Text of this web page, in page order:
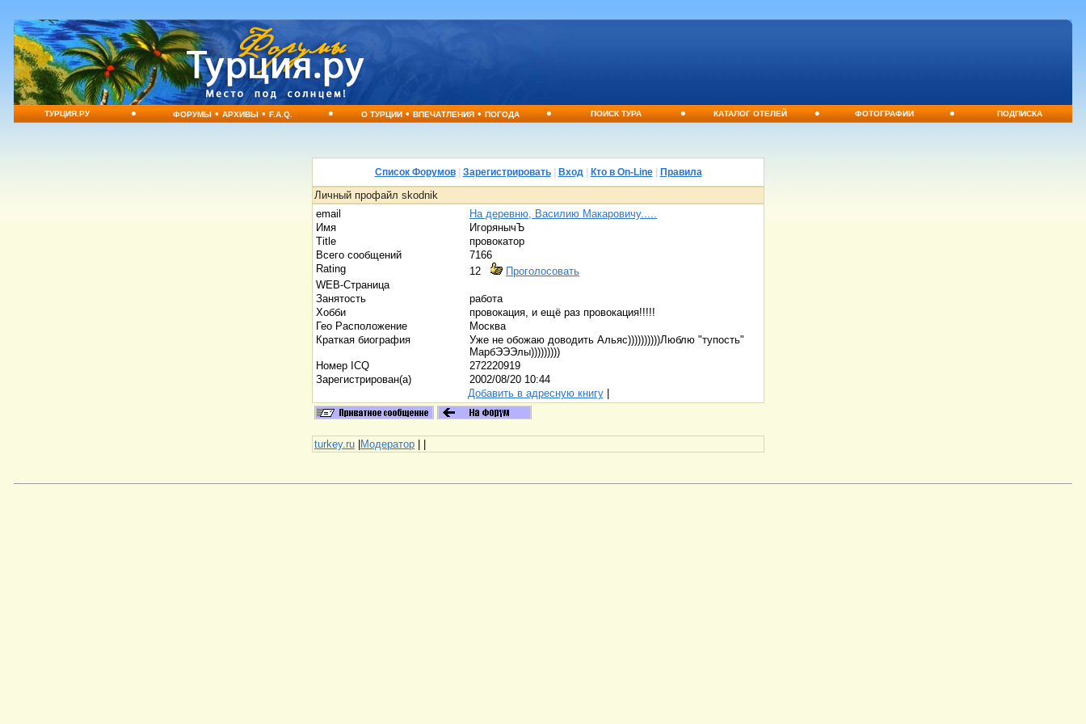
ТУРЦИЯ.РУ • ФОРУМЫ•АРХИВЫ•F.A.Q. • О ТУРЦИИ•ВПЕЧАТЛЕНИЯ•ПОГОДА • ПОИСК ТУРА • КАТАЛОГ ОТЕЛЕЙ • ФОТОГРАФИИ • ПОДПИСКА
Список Форумов| Зарегистрировать| Вход| Кто в On-Line| Правила
Личный профайл skodnik
email
На деревню, Василию Макаровичу.....
Имя
ИгорянычЪ
Title
провокатор
Всего сообщений
7166
Rating
12
Проголосовать
WEB-Страница
Занятость
работа
Хобби
провокация, и ещё раз провокация!!!!!
Гео Расположение
Москва
Краткая биография
Уже не обожаю доводить Альяс))))))))))Люблю "тупость"
МарбЭЭЭлы)))))))))
Номер ICQ
272220919
Зарегистрирован(а)
2002/08/20 10:44
Добавить в адресную книгу|
turkey.ru |Модератор | |